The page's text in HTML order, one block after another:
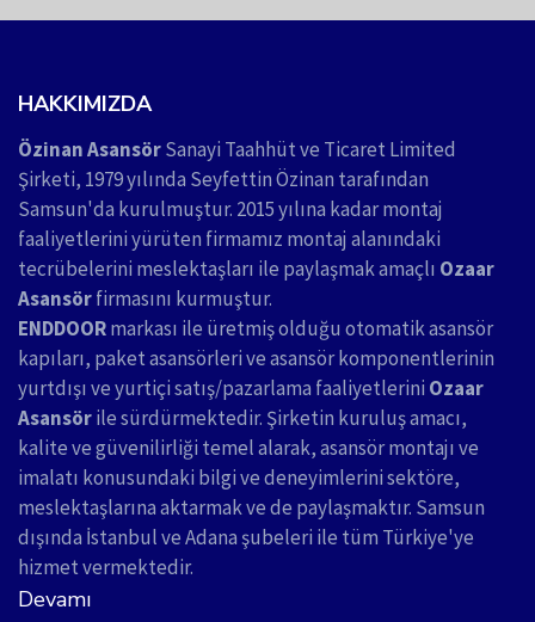
HAKKIMIZDA
Özinan AsansörSanayi Taahhüt ve Ticaret Limited
Şirketi, 1979 yılında Seyfettin Özinan tarafından
Samsun'da kurulmuştur. 2015 yılına kadar montaj
faaliyetlerini yürüten firmamız montaj alanındaki
tecrübelerini meslektaşları ile paylaşmak amaçlı Ozaar
Asansörfirmasını kurmuştur.
ENDDOORmarkası ile üretmiş olduğu otomatik asansör
kapıları, paket asansörleri ve asansör komponentlerinin
yurtdışı ve yurtiçi satış/pazarlama faaliyetlerini Ozaar
Asansörile sürdürmektedir. Şirketin kuruluş amacı,
kalite ve güvenilirliği temel alarak, asansör montajı ve
imalatı konusundaki bilgi ve deneyimlerini sektöre,
meslektaşlarına aktarmak ve de paylaşmaktır. Samsun
dışında İstanbul ve Adana şubeleri ile tüm Türkiye'ye
hizmet vermektedir.
Devamı